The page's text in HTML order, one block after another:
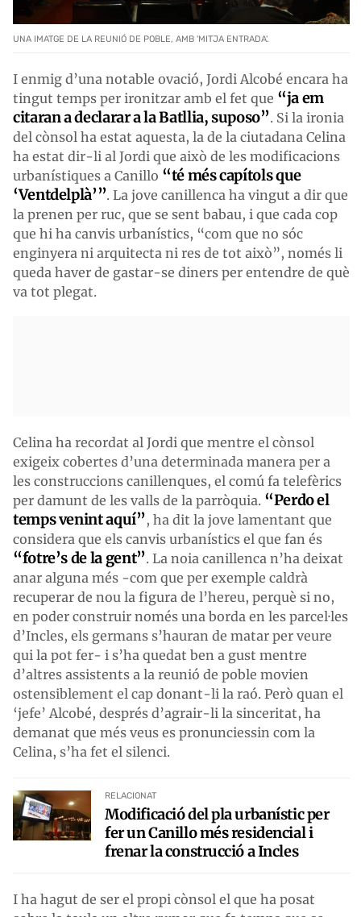
UNA IMATGE DE LA REUNIÓ DE POBLE, AMB 'MITJA ENTRADA'.
I enmig d’una notable ovació, Jordi Alcobé encara ha
tingut temps per ironitzar amb el fet que “ja em
citaran a declarar a la Batllia, suposo”. Si la ironia
del cònsol ha estat aquesta, la de la ciutadana Celina
ha estat dir-li al Jordi que això de les modificacions
urbanístiques a Canillo “té més capítols que
‘Ventdelplà’”. La jove canillenca ha vingut a dir que
la prenen per ruc, que se sent babau, i que cada cop
que hi ha canvis urbanístics, “com que no sóc
enginyera ni arquitecta ni res de tot això”, només li
queda haver de gastar-se diners per entendre de què
va tot plegat.
Celina ha recordat al Jordi que mentre el cònsol
exigeix cobertes d’una determinada manera per a
les construccions canillenques, el comú fa telefèrics
per damunt de les valls de la parròquia. “Perdo el
temps venint aquí”, ha dit la jove lamentant que
considera que els canvis urbanístics el que fan és
“fotre’s de la gent”. La noia canillenca n’ha deixat
anar alguna més -com que per exemple caldrà
recuperar de nou la figura de l’hereu, perquè si no,
en poder construir només una borda en les parcel·les
d’Incles, els germans s’hauran de matar per veure
qui la pot fer- i s’ha quedat ben a gust mentre
d’altres assistents a la reunió de poble movien
ostensiblement el cap donant-li la raó. Però quan el
‘jefe’ Alcobé, després d’agrair-li la sinceritat, ha
demanat que més veus es pronunciessin com la
Celina, s’ha fet el silenci.
RELACIONAT
Modificació del pla urbanístic per
fer un Canillo més residencial i
frenar la construcció a Incles
I ha hagut de ser el propi cònsol el que ha posat